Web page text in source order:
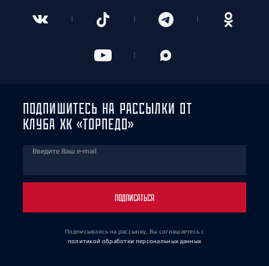
ПОДПИШИТЕСЬ НА РАССЫЛКИ ОТ
КЛУБА ХК «ТОРПЕДО»
Введите Ваш e-mail
ПОДПИСАТЬСЯ
Подписываясь на рассылку, Вы соглашаетесь с
политикой обработки персональных данных